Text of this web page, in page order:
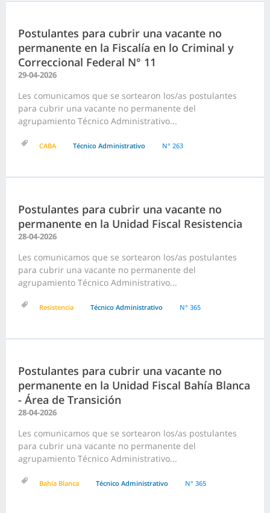
Postulantes para cubrir una vacante no
permanente en la Fiscalía en lo Criminal y
Correccional Federal N° 11
29-04-2026
Les comunicamos que se sortearon los/as postulantes
para cubrir una vacante no permanente del
agrupamiento Técnico Administrativo...
CABA Técnico Administrativo N° 263
Postulantes para cubrir una vacante no
permanente en la Unidad Fiscal Resistencia
28-04-2026
Les comunicamos que se sortearon los/as postulantes
para cubrir una vacante no permanente del
agrupamiento Técnico Administrativo...
Resistencia Técnico Administrativo N° 365
Postulantes para cubrir una vacante no
permanente en la Unidad Fiscal Bahía Blanca
- Área de Transición
28-04-2026
Les comunicamos que se sortearon los/as postulantes
para cubrir una vacante no permanente del
agrupamiento Técnico Administrativo...
Bahía Blanca Técnico Administrativo N° 365